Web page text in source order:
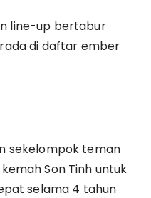
line-up bertabur
di daftar ember
sekelompok teman
Son Tinh untuk
selama 4 tahun